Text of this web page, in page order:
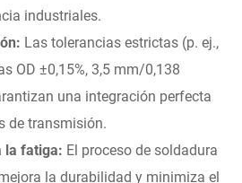
industriales.
Las tolerancias estrictas (p. ej.,
OD ±0,15%, 3,5 mm/0,138
una integración perfecta
de transmisión.
la fatiga: El proceso de soldadura
la durabilidad y minimiza el